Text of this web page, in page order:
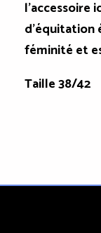
l'accessoire
d'équitation
féminité et
Taille 38/42